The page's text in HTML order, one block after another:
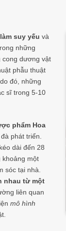
làm suy yếu và
những
cong dương vật
phẫu thuật
đó, những
sĩ trong 5-10
phẩm Hoa
phát triển.
dài đến 28
khoảng một
sóc tại nhà.
nhau từ một
liên quan
mô hình